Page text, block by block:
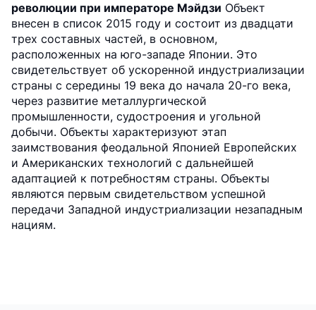
революции при императоре Мэйдзи Объект
внесен в список 2015 году и состоит из двадцати
трех составных частей, в основном,
расположенных на юго-западе Японии. Это
свидетельствует об ускоренной индустриализации
страны с середины 19 века до начала 20-го века,
через развитие металлургической
промышленности, судостроения и угольной
добычи. Объекты характеризуют этап
заимствования феодальной Японией Европейских
и Американских технологий с дальнейшей
адаптацией к потребностям страны. Объекты
являются первым свидетельством успешной
передачи Западной индустриализации незападным
нациям.